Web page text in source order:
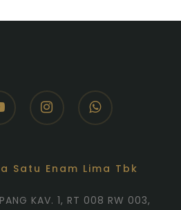
instagramwhatsapp
Satu Enam Lima Tbk
KAV. 1, RT 008 RW 003,